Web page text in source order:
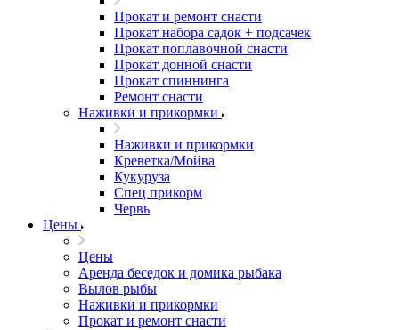
Прокат и ремонт снасти
Прокат набора садок + подсачек
Прокат поплавочной снасти
Прокат донной снасти
Прокат спиннинга
Ремонт снасти
Наживки и прикормки
Наживки и прикормки
Креветка/Мойва
Кукуруза
Спец прикорм
Червь
Цены
Цены
Аренда беседок и домика рыбака
Вылов рыбы
Наживки и прикормки
Прокат и ремонт снасти